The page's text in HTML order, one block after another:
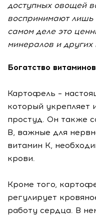
доступных овощей
воспринимают лишь
самом деле это
минералов и других
Богатство
Картофель –
который укрепляет
простуд. Он также
B, важные для
витамин К,
крови.
Кроме того,
регулирует
работу сердца. В